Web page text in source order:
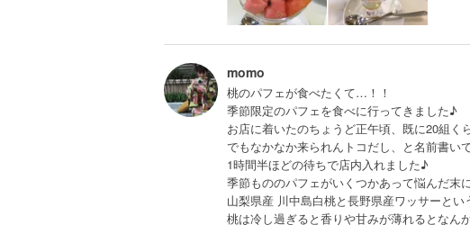
momo
桃のパフェが食べたくて…！！
季節限定のパフェを食べに行ってきました♪
お店に着いたのちょうど正午頃、既に20組く
でもなかなか来られんトコだし、と名前書い
1時間半ほどの待ちで店内入れました♪
季節もののパフェがいくつかあって悩んだ末
山梨県産 川中島白桃と長野県産ワッサーとい
桃は冷し過ぎると香りや甘みが薄れるとなん